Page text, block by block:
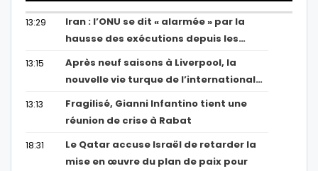
13:29
Iran : l’ONU se dit « alarmée » par la
hausse des exécutions depuis les…
13:15
Après neuf saisons à Liverpool, la
nouvelle vie turque de l’international…
13:13
Fragilisé, Gianni Infantino tient une
réunion de crise à Rabat
18:31
Le Qatar accuse Israël de retarder la
mise en œuvre du plan de paix pour